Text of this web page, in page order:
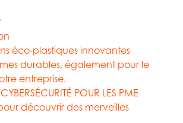
éco-plastiques innovantes
durables, également pour le
entreprise.
POUR LES PME
découvrir des merveilles